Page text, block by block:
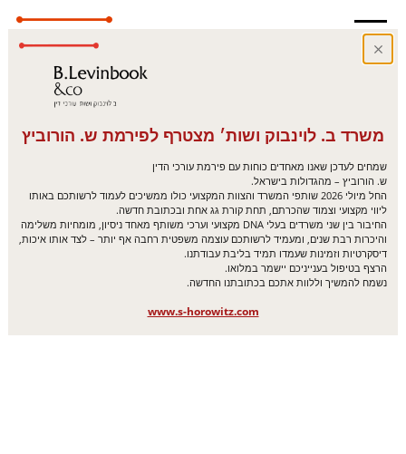
משרד ב. לוינבוק ושות׳ מצטרף לפירמת ש. הורוביץ
שמחים לעדכן שאנו מאחדים כוחות עם פירמת עורכי הדין
ש. הורוביץ – מהגדולות בישראל.
החל מיולי 2026 שותפי המשרד והצוות המקצועי כולו ממשיכים לעמוד לרשותכם באותו
ליווי מקצועי וצמוד שהכרתם, תחת קורת גג אחת ובכתובת חדשה.
החיבור בין שני משרדים בעלי DNA מקצועי וערכי משותף מאחד ניסיון, מומחיות משלימה
והיכרות רבת שנים, ומעמיד לרשותכם עוצמה משפטית רחבה אף יותר – לצד אותו איכות,
דיסקרטיות וזמינות שעמדו תמיד בליבת עבודתנו.
הרצף בטיפול בענייניכם יישמר במלואו.
נשמח להמשיך וללוות אתכם בכתובתנו החדשה.
www.s-horowitz.com